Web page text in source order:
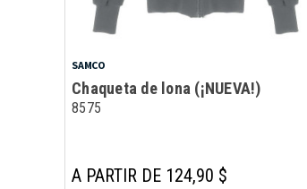
SAMCO
Chaqueta de lona (¡NUEVA!)
8575
A PARTIR DE 124,90 $